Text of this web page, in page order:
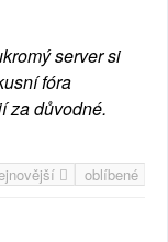
server si
fóra
za důvodné.
oblíbené